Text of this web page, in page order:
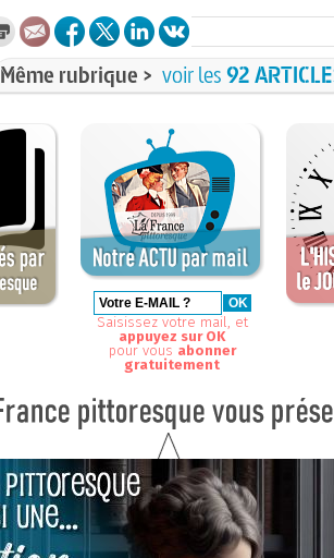
Même rubrique > voir les92
Saisissez votre mail, et
appuyez sur OK
pour vous abonner
gratuitement